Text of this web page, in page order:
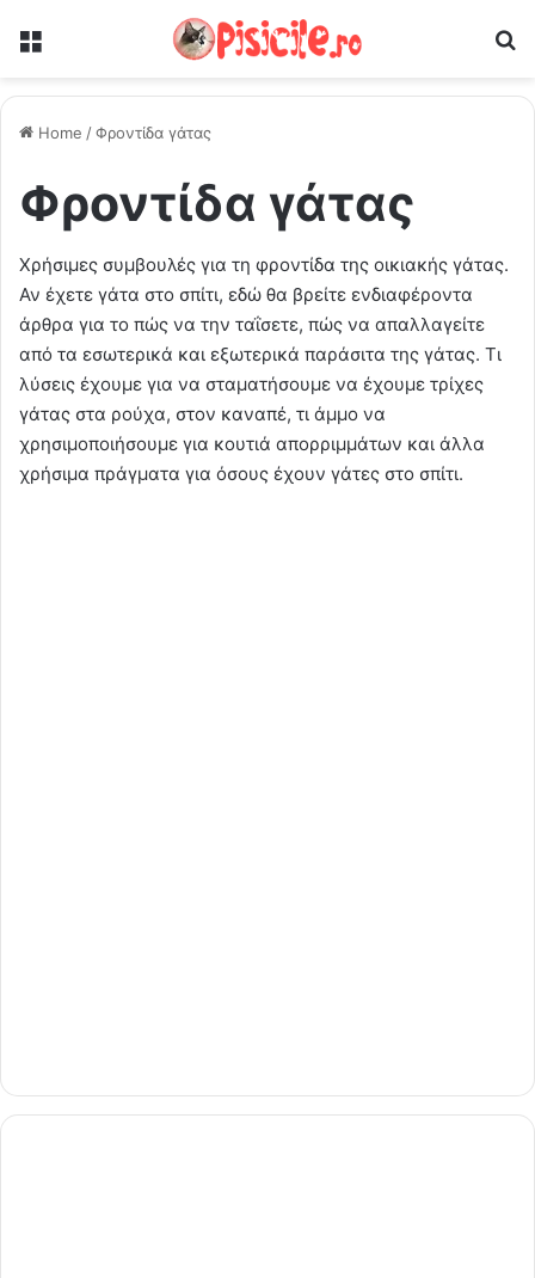
Home /Φροντίδα γάτας
Φροντίδα γάτας
Χρήσιμες συμβουλές για τη φροντίδα της οικιακής γάτας.
Αν έχετε γάτα στο σπίτι, εδώ θα βρείτε ενδιαφέροντα
άρθρα για το πώς να την ταΐσετε, πώς να απαλλαγείτε
από τα εσωτερικά και εξωτερικά παράσιτα της γάτας. Τι
λύσεις έχουμε για να σταματήσουμε να έχουμε τρίχες
γάτας στα ρούχα, στον καναπέ, τι άμμο να
χρησιμοποιήσουμε για κουτιά απορριμμάτων και άλλα
χρήσιμα πράγματα για όσους έχουν γάτες στο σπίτι.